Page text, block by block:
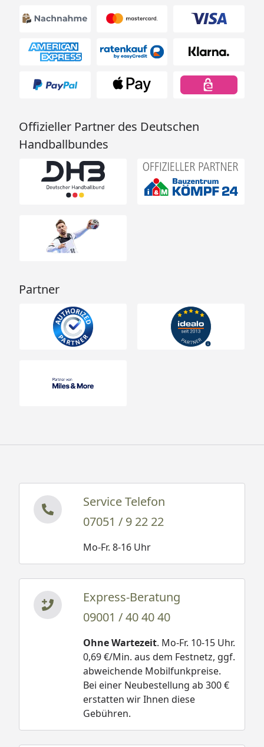
Offizieller Partner des Deutschen
Handballbundes
Partner
Service Telefon
07051 / 9 22 22
Mo-Fr. 8-16 Uhr
Express-Beratung
09001 / 40 40 40
Ohne Wartezeit. Mo-Fr. 10-15 Uhr.
0,69 €/Min. aus dem Festnetz, ggf.
abweichende Mobilfunkpreise.
Bei einer Neubestellung ab 300 €
erstatten wir Ihnen diese
Gebühren.